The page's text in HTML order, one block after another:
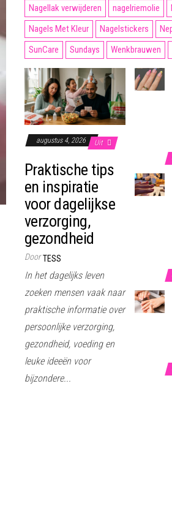
Nagellak verwijderen
nagelriemolie
Nagels Met Kleur
Nagelstickers
SunCare
Sundays Wenkbrauwen
augustus 4, 2026 Uit
Praktische tips
en inspiratie
voor dagelijkse
verzorging,
gezondheid
Door TESS
In het dagelijks leven
zoeken mensen vaak naar
praktische informatie over
persoonlijke verzorging,
gezondheid, voeding en
leuke ideeën voor
bijzondere...